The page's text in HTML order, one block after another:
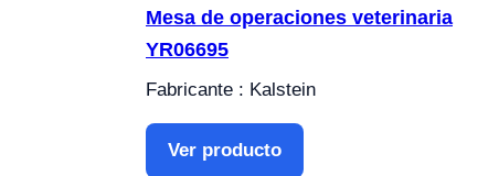
Mesa de operaciones veterinaria
YR06695
Fabricante : Kalstein
Ver producto